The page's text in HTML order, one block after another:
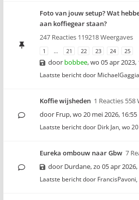
Foto van jouw setup? Wat
aan koffiegear staan?
247 Reacties 119218 Weergaves
1 … 21 22 23 24 25
door bobbee,wo 05 apr 2023,
Laatste bericht door MichaelGaggia
Koffie wijsheden 1 Reacties 558
door Frup,wo 20 mei 2026, 16:55
Laatste bericht door Dirk Jan, wo
Eureka ombouw naar Gbw 7
door Durdane,zo 05 apr 2026,
Laatste bericht door FrancisPavoni,